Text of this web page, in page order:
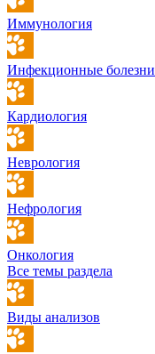
Иммунология
Инфекционные болезни
Кардиология
Неврология
Нефрология
Онкология
Все темы раздела
Виды анализов